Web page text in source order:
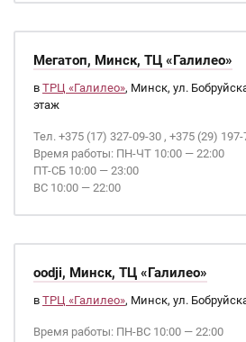
Мегатоп, Минск, ТЦ «Галилео»
в ТРЦ «Галилео», Минск, ул.
этаж
Тел. +375 (17) 327-09-30 , +375 (29)
Время работы: ПН-ЧТ 10:00 — 22:00
ПТ-СБ 10:00 — 23:00
ВС 10:00 — 22:00
oodji, Минск, ТЦ «Галилео»
в ТРЦ «Галилео», Минск, ул.
Время работы: ПН-ВС 10:00 — 22:00